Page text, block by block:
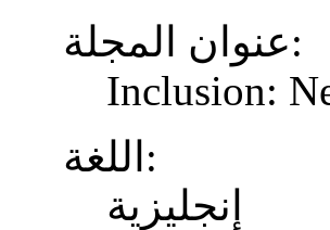
عنوان المجلة:
Inclusion:
اللغة:
إنجليزية